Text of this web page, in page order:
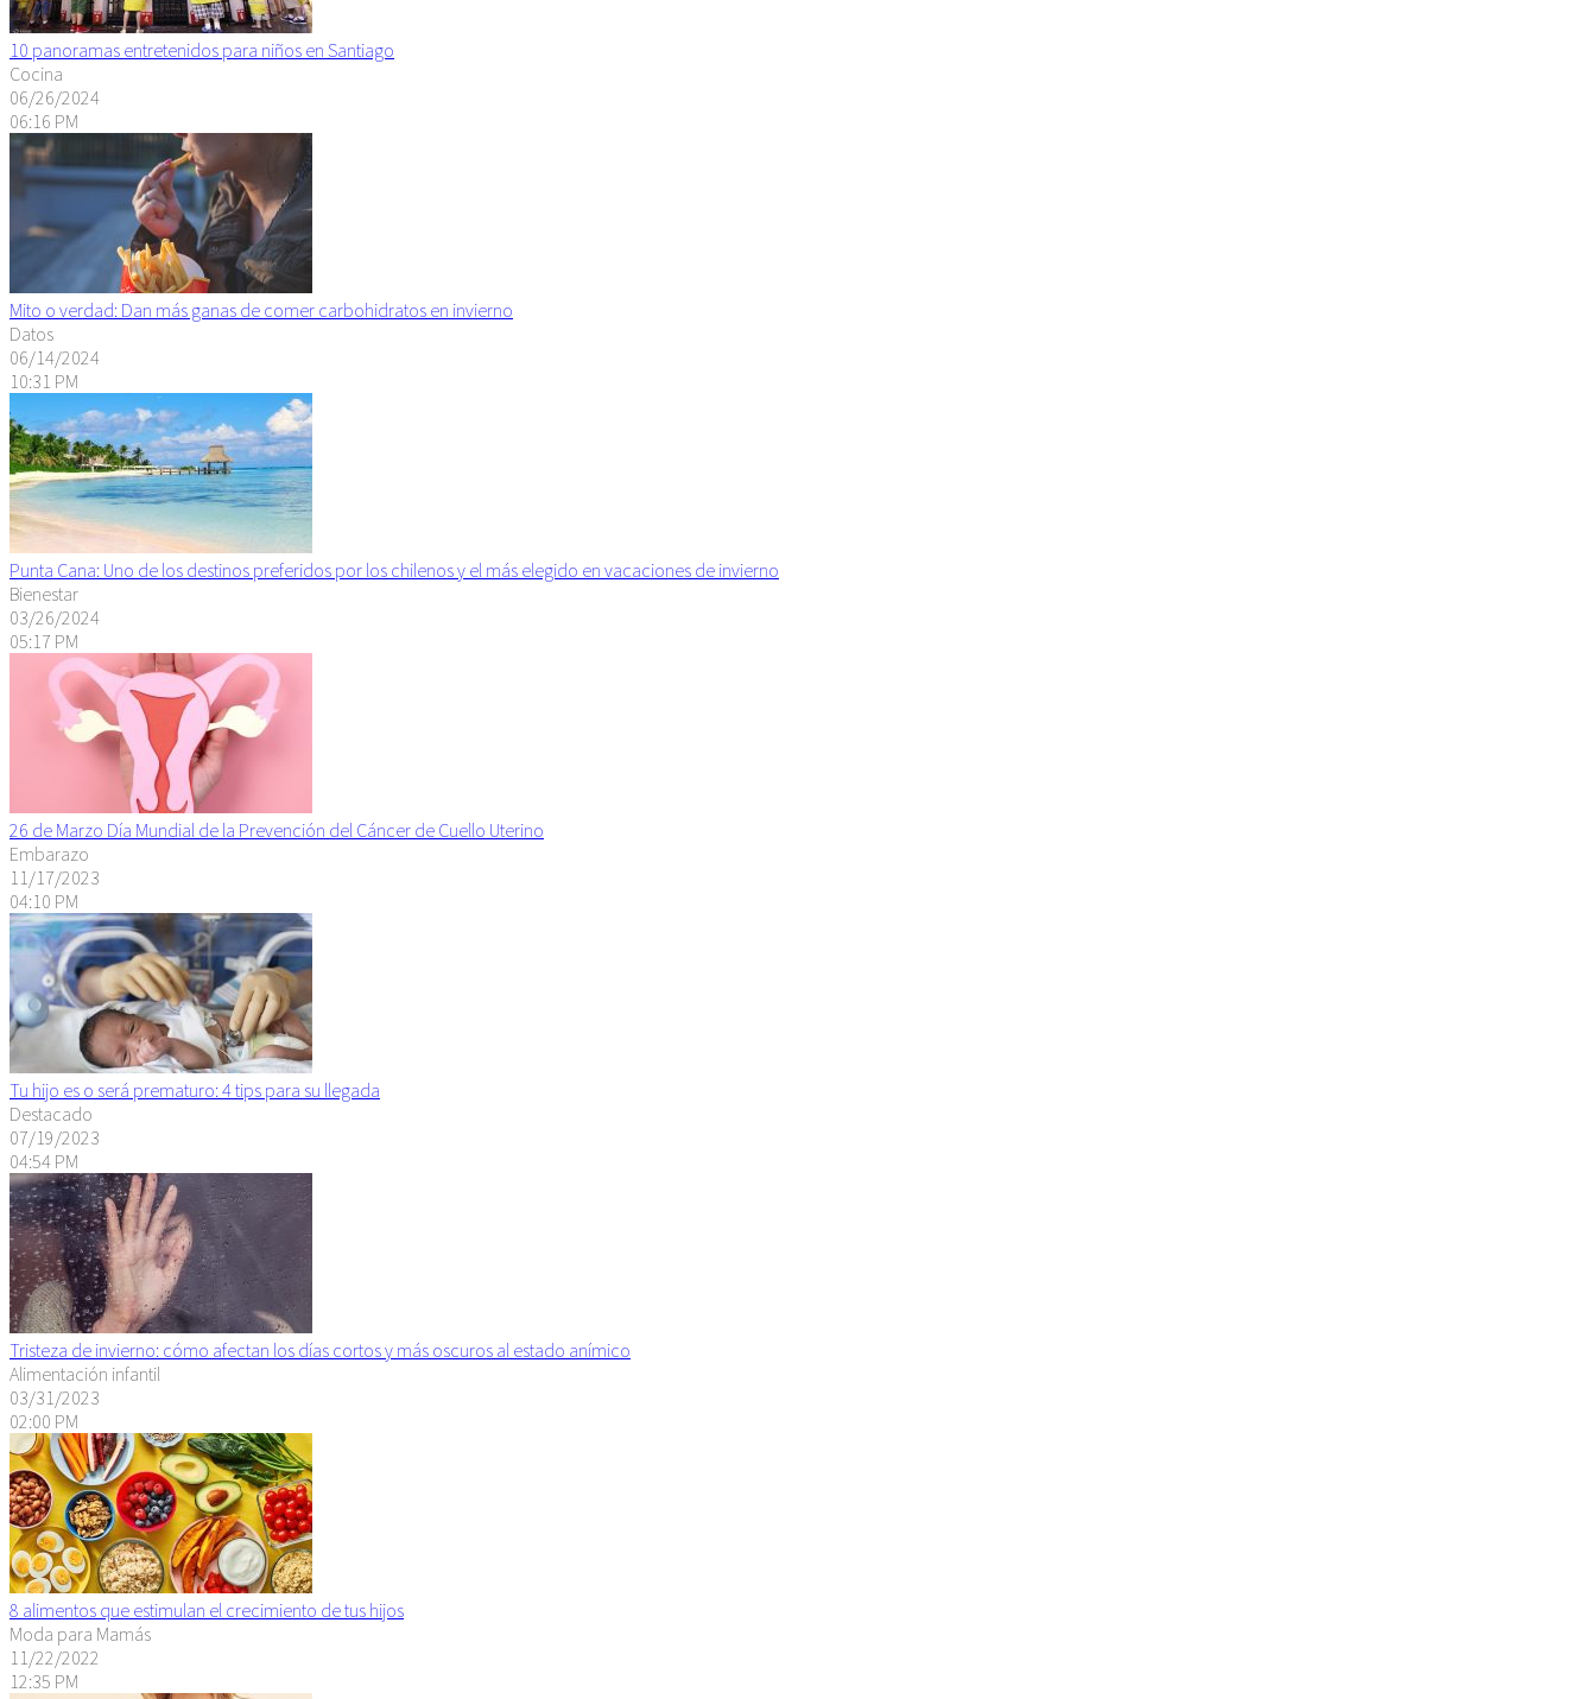
10 panoramas entretenidos para niños en Santiago
Cocina
06/26/2024
06:16 PM
Mito o verdad: Dan más ganas de comer carbohidratos en invierno
Datos
06/14/2024
10:31 PM
Punta Cana: Uno de los destinos preferidos por los chilenos y el más elegido en vacaciones de invierno
Bienestar
03/26/2024
05:17 PM
26 de Marzo Día Mundial de la Prevención del Cáncer de Cuello Uterino
Embarazo
11/17/2023
04:10 PM
Tu hijo es o será prematuro: 4 tips para su llegada
Destacado
07/19/2023
04:54 PM
Tristeza de invierno: cómo afectan los días cortos y más oscuros al estado anímico
Alimentación infantil
03/31/2023
02:00 PM
8 alimentos que estimulan el crecimiento de tus hijos
Moda para Mamás
11/22/2022
12:35 PM